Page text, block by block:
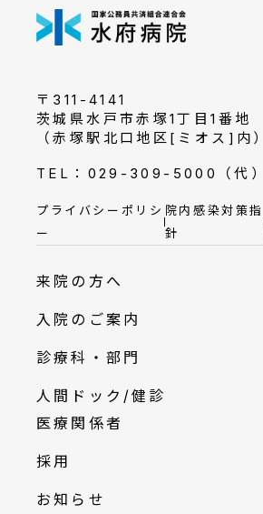
〒311-4141
茨城県水戸市赤塚1丁目1番地
（赤塚駅北口地区[ミオス]内）
TEL：029-309-5000（代）
プライバシーポリシ
ー
院内感染対策指
針
フ
タ
メ
ュ
ー
来院の方へ
入院のご案内
診療科・部門
内科
外科
整形外科
人間ドック/健診
無痛MRI乳がん検診
人間ドックのお問い合わせ
医療関係者
採用
お知らせ